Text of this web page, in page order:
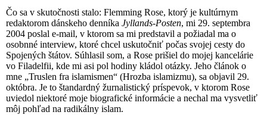
Čo sa v skutočnosti stalo: Flemming Rose, ktorý je kultúrnym
redaktorom dánskeho denníka Jyllands-Posten, mi 29. septembra
2004 poslal e-mail, v ktorom sa mi predstavil a požiadal ma o
osobnné interview, ktoré chcel uskutočniť počas svojej cesty do
Spojených štátov. Súhlasil som, a Rose prišiel do mojej kancelárie
vo Filadelfii, kde mi asi pol hodiny kládol otázky. Jeho článok o
mne „Truslen fra islamismen“ (Hrozba islamizmu), sa objavil 29.
októbra. Je to štandardný žurnalistický príspevok, v ktorom Rose
uviedol niektoré moje biografické informácie a nechal ma vysvetliť
môj pohľad na radikálny islam.